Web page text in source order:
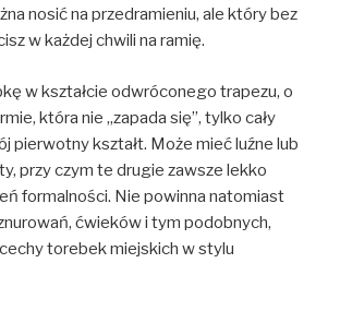
nosić na przedramieniu, ale który bez
w każdej chwili na ramię.
w kształcie odwróconego trapezu, o
która nie „zapada się”, tylko cały
pierwotny kształt. Może mieć luźne lub
przy czym te drugie zawsze lekko
formalności. Nie powinna natomiast
ćwieków i tym podobnych,
torebek miejskich w stylu